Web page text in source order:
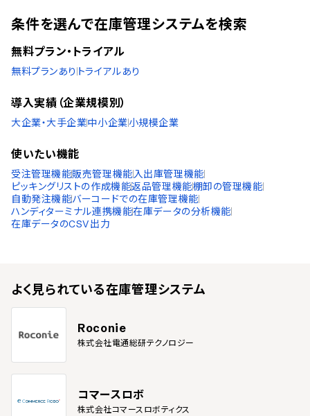
条件を選んで在庫管理システムを検索
無料プラン・トライアル
無料プランあり トライアルあり
導入実績（企業規模別）
大企業・大手企業中小企業小規模企業
使いたい機能
受注管理機能販売管理機能入出庫管理機能
ピッキングリストの作成機能返品管理機能棚卸の管理機能
自動発注機能バーコードでの在庫管理機能
ハンディターミナル連携機能在庫データの分析機能
在庫データのCSV出力
よく見られている在庫管理システム
Roconie
株式会社電通総研テクノロジー
コマースロボ
株式会社コマースロボティクス